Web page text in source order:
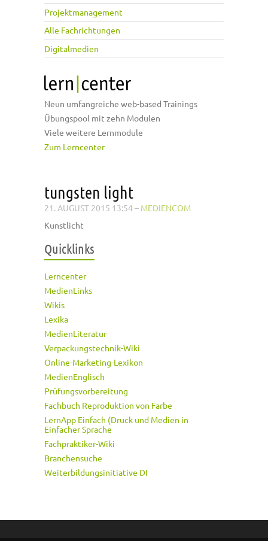
Projektmanagement
Alle Fachrichtungen
Digitalmedien
Neun umfangreiche web-based Trainings
Übungspool mit zehn Modulen
Viele weitere Lernmodule
Zum Lerncenter
tungsten light
21. AUGUST 2015 13:54 – MEDIENCOM
Kunstlicht
Quicklinks
Lerncenter
MedienLinks
Wikis
Lexika
MedienLiteratur
Verpackungstechnik-Wiki
Online-Marketing-Lexikon
MedienEnglisch
Prüfungsvorbereitung
Fachbuch Reproduktion von Farbe
LernApp Einfach (Druck und Medien in
Einfacher Sprache
Fachpraktiker-Wiki
Branchensuche
Weiterbildungsinitiative DI